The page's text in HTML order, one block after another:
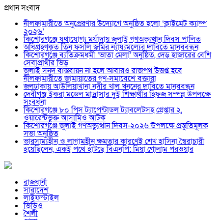
প্রধান সংবাদ
নীলফামারীতে অনুপ্রেরণার উদ্যোগে অনুষ্ঠিত হলো ‘ক্লাইমেট ক্যাম্প
২০২৬’
কিশোরগঞ্জে যথাযোগ্য মর্যাদায় জুলাই গণঅভ্যুত্থান দিবস পালিত
অধিগ্রহণকৃত তিন ফসলি জমির ন্যায্যমূল্যের দাবিতে মানববন্ধন
কিশোরগঞ্জে ব্যতিক্রমধর্মী ‘ভাতা মেলা’ অনুষ্ঠিত, দেড় হাজারের বেশি
সেবাপ্রার্থীর ভিড়
জুলাই সনদ বাস্তবায়ন না হলে আবারও রাজপথ উত্তপ্ত হবে
নীলফামারীতে জামায়াতের গণ-সমাবেশে বক্তারা
জলঢাকায় আউলিয়াখানা নদীর খাল খননের দাবিতে মানববন্ধন
দেবীগঞ্জ ইকরা মডেল মাদ্রাসার দুই শিক্ষার্থীর হিফজ সম্পন্ন উপলক্ষে
সংবর্ধনা
কিশোরগঞ্জে ৮০ পিস ট্যাপেন্টাডল ট্যাবলেটসহ গ্রেপ্তার ২,
ওয়ারেন্টভুক্ত আসামিও আটক
কিশোরগঞ্জে জুলাই গণঅভ্যুত্থান দিবস-২০২৬ উপলক্ষে প্রস্তুতিমূলক
সভা অনুষ্ঠিত
ভারসাম্যহীন ও লাগামহীন ক্ষমতার কারণেই শেখ হাসিনা স্বৈরাচারী
হয়েছিলেন, একই পথে হাঁটছে বিএনপি: মিয়া গোলাম পরওয়ার
রাজধানী
সারাদেশ
লাইফস্টাইল
ভিডিও
শৈলী